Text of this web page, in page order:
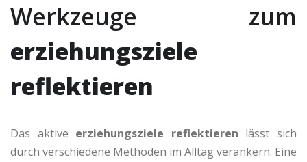
Werkzeuge zum
erziehungsziele
reflektieren
Das aktive erziehungsziele reflektieren lässt sich
durch verschiedene Methoden im Alltag verankern. Eine